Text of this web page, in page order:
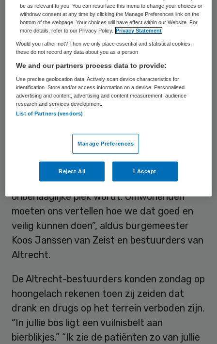
rond het terrein wordt 24 uur per dag
gesurveilleerd, zeggen gemeente en politie.
veel zorgen, zo bleek zondag.
Onbehaaglijke plek
Zorginstelling Altrecht bezit in Den Dolder
maar gaat de grond verkopen. Een aantal
gebouwen staat al leeg, de resterende
klinieken verhuizen in de komende jaren. “We
moeten ervoor zorgen dat het geen
onbehaaglijke plek wordt. Omwonenden
moeten ons vertellen hoe we dat goed en
veilig kunnen doen”, aldus burgemeester
Koos Janssen van Zeist en bestuurders van
Altrecht.
De Altrecht-bestuurders konden zondag op
hoongelach rekenen toen zij zeiden dat
drank en drugs op het terrein verboden zijn.
“In jullie bos ligt een vuilnisbelt aan
bierblikjes.” “Ik zie de patiënten zo van jullie
be as relevant to you. You can resurface this menu to change your choices or
withdraw consent at any time by clicking the Manage Preferences link on the
bottom of the webpage. Your choices will have effect within our Website. For
more details, refer to our Privacy Policy.
Privacy Statement
Would you rather not? Then we only place essential and statistical cookies,
these do not record any data about you as a person
We and our partners process data to provide:
Use precise geolocation data. Actively scan device characteristics for
identification. Store and/or access information on a device. Personalised
advertising and content, advertising and content measurement, audience
research and services development.
List of Partners (vendors)
Manage Preferences
Reject All I Accept